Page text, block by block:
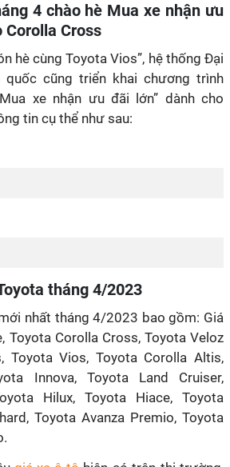
4 chào hè Mua xe nhận ưu
Corolla Cross
hè cùng Toyota Vios”, hệ thống Đại
quốc cũng triển khai chương trình
xe nhận ưu đãi lớn” dành cho
tin cụ thể như sau:
tháng 4/2023
nhất tháng 4/2023 bao gồm: Giá
Toyota Corolla Cross, Toyota Veloz
Toyota Vios, Toyota Corolla Altis,
Innova, Toyota Land Cruiser,
Hilux, Toyota Hiace, Toyota
Toyota Avanza Premio, Toyota